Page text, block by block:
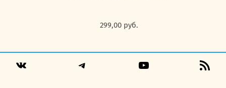
299,00 руб.